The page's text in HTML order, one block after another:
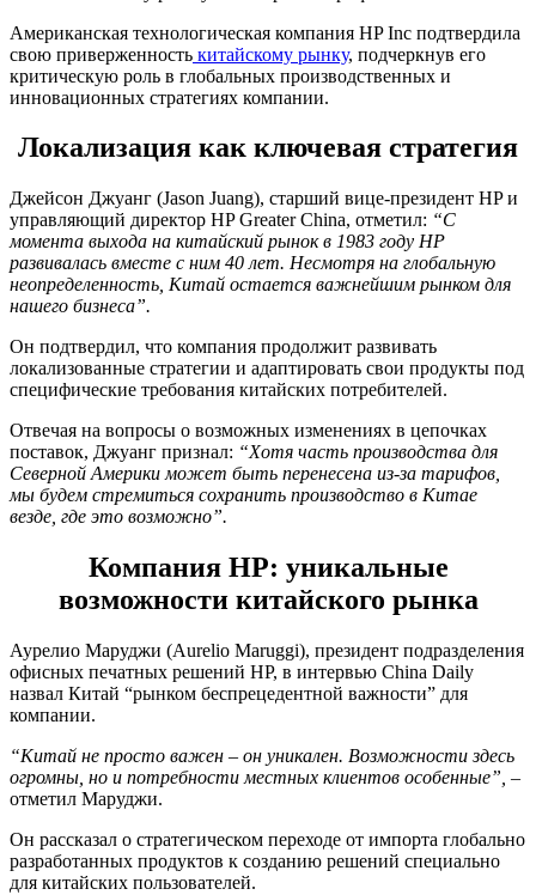
Американская технологическая компания HP Inc подтвердила
свою приверженность китайскому рынку, подчеркнув его
критическую роль в глобальных производственных и
инновационных стратегиях компании.
Локализация как ключевая стратегия
Джейсон Джуанг (Jason Juang), старший вице-президент HP и
управляющий директор HP Greater China, отметил: “С
момента выхода на китайский рынок в 1983 году HP
развивалась вместе с ним 40 лет. Несмотря на глобальную
неопределенность, Китай остается важнейшим рынком для
нашего бизнеса”.
Он подтвердил, что компания продолжит развивать
локализованные стратегии и адаптировать свои продукты под
специфические требования китайских потребителей.
Отвечая на вопросы о возможных изменениях в цепочках
поставок, Джуанг признал: “Хотя часть производства для
Северной Америки может быть перенесена из-за тарифов,
мы будем стремиться сохранить производство в Китае
везде, где это возможно”.
Компания HP: уникальные
возможности китайского рынка
Аурелио Маруджи (Aurelio Maruggi), президент подразделения
офисных печатных решений HP, в интервью China Daily
назвал Китай “рынком беспрецедентной важности” для
компании.
“Китай не просто важен – он уникален. Возможности здесь
огромны, но и потребности местных клиентов особенные”, –
отметил Маруджи.
Он рассказал о стратегическом переходе от импорта глобально
разработанных продуктов к созданию решений специально
для китайских пользователей.